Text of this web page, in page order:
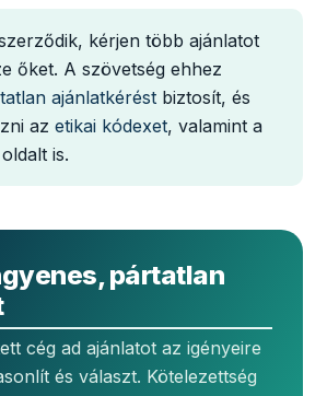
kérjen több ajánlatot
őket. A szövetség ehhez
ajánlatkérést biztosít, és
az etikai kódexet, valamint a
oldalt is.
pártatlan
cég ad ajánlatot az igényeire
és választ. Kötelezettség